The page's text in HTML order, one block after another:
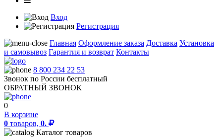
Вход
Регистрация
Главная Оформление заказа Доставка Установка
и самовывоз Гарантия и возврат Контакты
8 800 234 22 53
Звонок по России бесплатный
ОБРАТНЫЙ ЗВОНОК
0
В корзине
0 товаров, 0.
Каталог товаров